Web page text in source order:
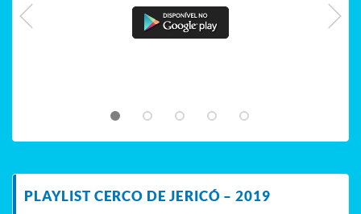
PLAYLIST CERCO DE JERICÓ – 2019